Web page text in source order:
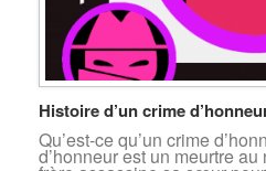
Histoire d’un crime
Qu’est-ce qu’un crime
d’honneur est un meurtre